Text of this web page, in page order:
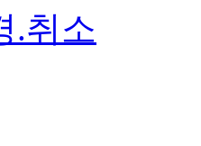
.취소